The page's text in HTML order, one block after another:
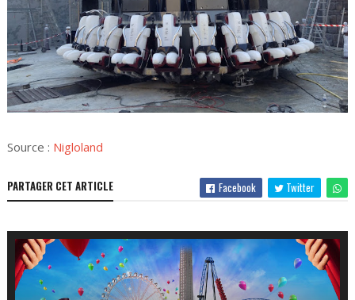
Source : Nigloland
PARTAGER CET ARTICLE Facebook Twitter